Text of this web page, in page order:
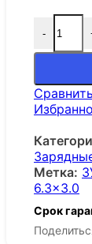
-
Сравнить
Метка:
6.3x3.0
Срок